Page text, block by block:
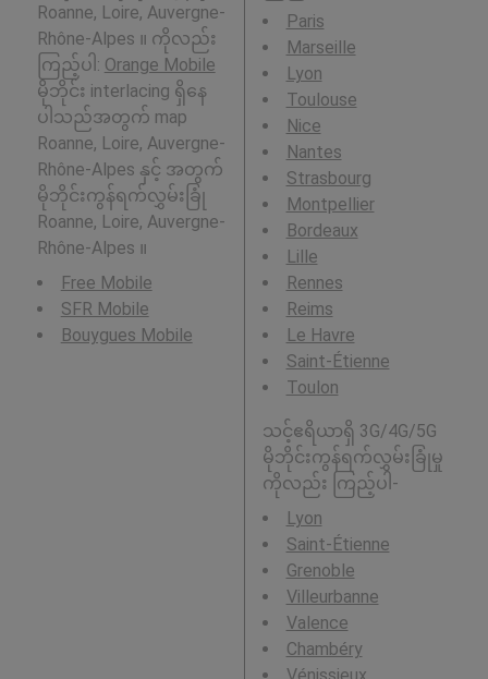
Roanne, Loire, Auvergne-
Rhône-Alpes ။ ကိုလည်း
ကြည့်ပါ: Orange Mobile
မိုဘိုင်း interlacing ရှိနေ
ပါသည်အတွက် map
Roanne, Loire, Auvergne-
Rhône-Alpes နှင့် အတွက်
မိုဘိုင်းကွန်ရက်လွှမ်းခြုံ
Roanne, Loire, Auvergne-
Rhône-Alpes ။
Free Mobile
SFR Mobile
Bouygues Mobile
Paris
Marseille
Lyon
Toulouse
Nice
Nantes
Strasbourg
Montpellier
Bordeaux
Lille
Rennes
Reims
Le Havre
Saint-Étienne
Toulon
သင့်ဧရိယာရှိ 3G/4G/5G
မိုဘိုင်းကွန်ရက်လွှမ်းခြုံမှု
ကိုလည်း ကြည့်ပါ-
Lyon
Saint-Étienne
Grenoble
Villeurbanne
Valence
Chambéry